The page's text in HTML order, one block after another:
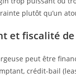
plutôt qu’un
et fiscalité de
peut être
crédit-bail